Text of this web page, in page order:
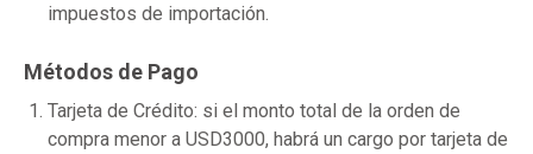
impuestos de importación.
Métodos de Pago
Tarjeta de Crédito: si el monto total de la orden de
compra menor a USD3000, habrá un cargo por tarjeta de